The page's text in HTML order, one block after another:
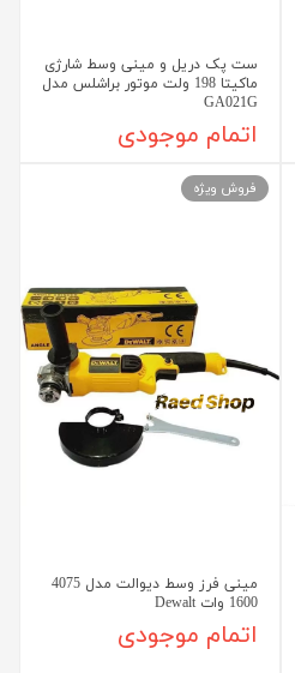
ست پک دریل و مینی وسط شارژی
ماکیتا 198 ولت موتور براشلس مدل
GA021G
اتمام موجودی
مینی فرز وسط دیوالت مدل 4075
1600 وات Dewalt
اتمام موجودی
فروش ویژه